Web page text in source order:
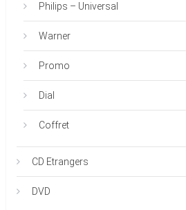
Philips – Universal
Warner
Promo
Dial
Coffret
CD Etrangers
DVD